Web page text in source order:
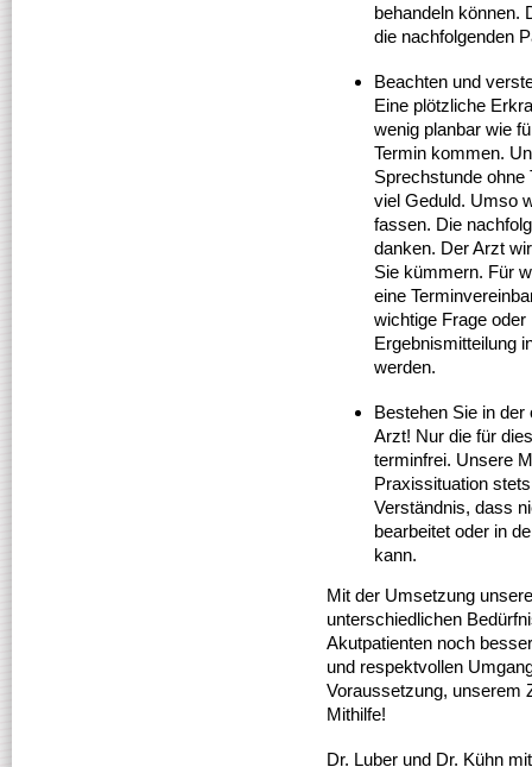
behandeln können.
die nachfolgenden
Beachten und
Eine plötzliche
wenig planbar wie
Termin kommen.
Sprechstunde ohne
viel Geduld. Umso
fassen. Die
danken. Der Arzt
Sie kümmern. Für
eine
wichtige Frage
Ergebnismitteilung
werden.
Bestehen Sie in der
Arzt! Nur die für
terminfrei. Unsere
Praxissituation
Verständnis, dass
bearbeitet oder in
kann.
Mit der Umsetzung
unterschiedlichen
Akutpatienten noch
und respektvollen
Voraussetzung, unserem
Mithilfe!
Dr. Luber und Dr. Kühn